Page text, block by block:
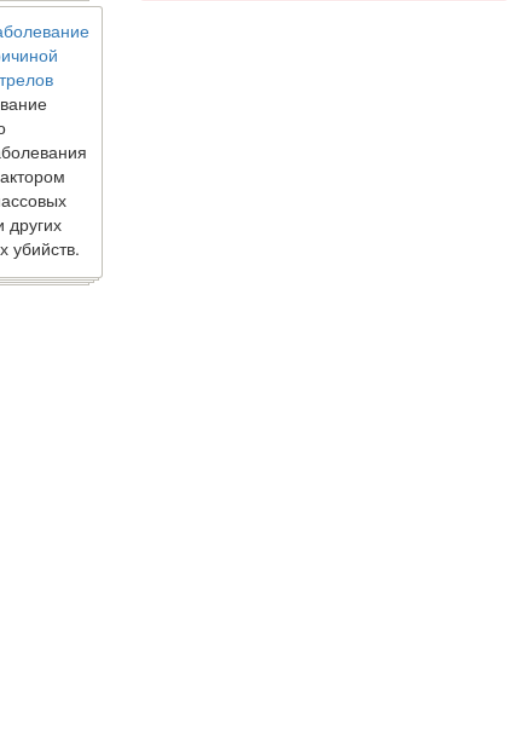
других
убийств.